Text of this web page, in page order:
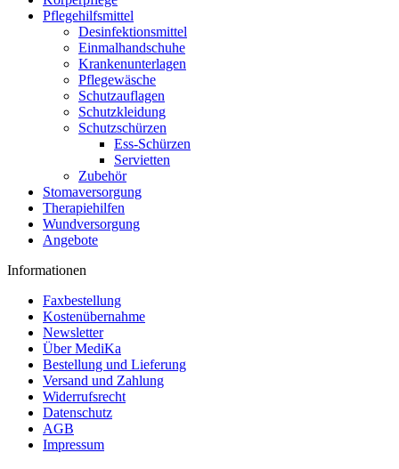
Pflegehilfsmittel
Desinfektionsmittel
Einmalhandschuhe
Krankenunterlagen
Pflegewäsche
Schutzauflagen
Schutzkleidung
Schutzschürzen
Ess-Schürzen
Servietten
Zubehör
Stomaversorgung
Therapiehilfen
Wundversorgung
Angebote
Informationen
Faxbestellung
Kostenübernahme
Newsletter
Über MediKa
Bestellung und Lieferung
Versand und Zahlung
Widerrufsrecht
Datenschutz
AGB
Impressum